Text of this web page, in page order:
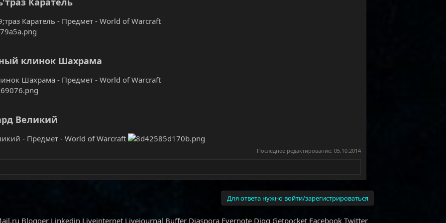
Каратель - Предмет - World of Warcraft
клинок Шахрама
Шахрама - Предмет - World of Warcraft
Великий
- Предмет - World of Warcraft
Последнее редактирование:05.10.2014
Для ответа нужно войти/зарегистрироваться
Blogger Linkedin Liveinternet Livejournal Buffer Diaspora Evernote Digg Getpocket Facebook Twitter